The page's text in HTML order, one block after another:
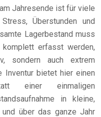
Jahresende ist für viele
Überstunden und
Lagerbestand muss
erfasst werden,
sondern auch extrem
Inventur bietet hier einen
einer einmaligen
in kleine,
über das ganze Jahr